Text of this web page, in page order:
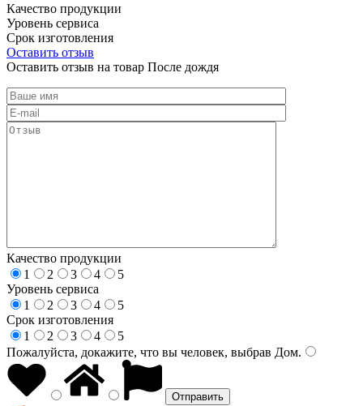
Качество продукции
Уровень сервиса
Срок изготовления
Оставить отзыв
Оставить отзыв на товар После дождя
Качество продукции
1
2 3 4
5
Уровень сервиса
1
2 3 4
5
Срок изготовления
1
2 3 4
5
Пожалуйста, докажите, что вы человек, выбрав Дом.